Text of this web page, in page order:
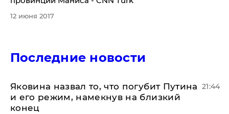
12 июня 2017
Последние новости
Яковина назвал то, что погубит Путина
и его режим, намекнув на близкий
конец
21:44